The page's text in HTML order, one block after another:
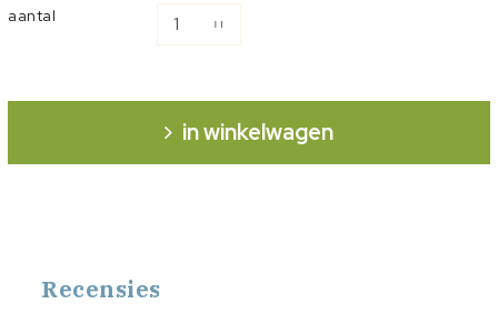
Klik hier voor een artikel uit het RD:
ander-1.1405769
aantal
in winkelwagen
Recensies